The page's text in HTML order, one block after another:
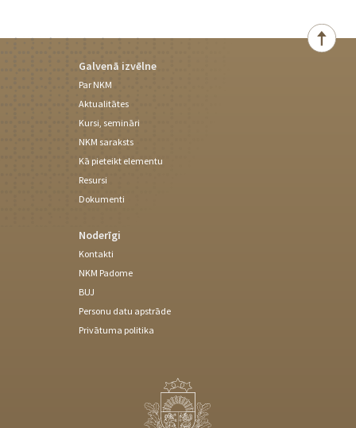
Galvenā izvēlne
Par NKM
Aktualitātes
Kursi, semināri
NKM saraksts
Kā pieteikt elementu
Resursi
Dokumenti
Noderīgi
Kontakti
NKM Padome
BUJ
Personu datu apstrāde
Privātuma politika